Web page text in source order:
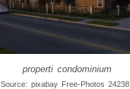
properti condominium
Source: pixabay Free-Photos